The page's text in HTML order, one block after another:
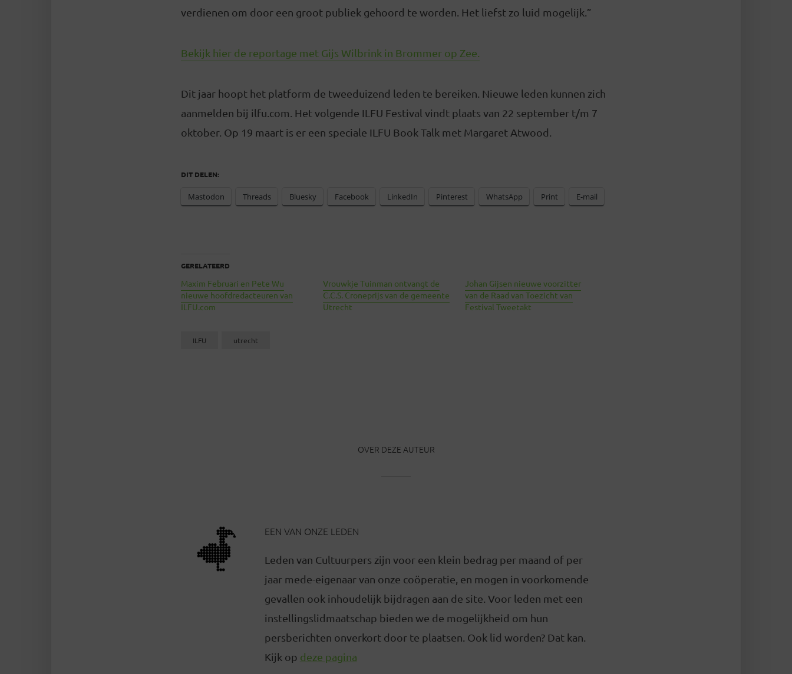
verdienen om door een groot publiek gehoord te worden. Het liefst zo luid mogelijk.”
Bekijk hier de reportage met Gijs Wilbrink in Brommer op Zee.
Dit jaar hoopt het platform de tweeduizend leden te bereiken. Nieuwe leden kunnen zich
aanmelden bij ilfu.com. Het volgende ILFU Festival vindt plaats van 22 september t/m 7
oktober. Op 19 maart is er een speciale ILFU Book Talk met Margaret Atwood.
DIT DELEN:
Mastodon Threads Bluesky Facebook LinkedIn Pinterest WhatsApp Print E-mail
GERELATEERD
Maxim Februari en Pete Wu
nieuwe hoofdredacteuren van
ILFU.com
Vrouwkje Tuinman ontvangt de
C.C.S. Croneprijs van de gemeente
Utrecht
Johan Gijsen nieuwe voorzitter
van de Raad van Toezicht van
Festival Tweetakt
ILFU utrecht
OVER DEZE AUTEUR
EEN VAN ONZE LEDEN
Leden van Cultuurpers zijn voor een klein bedrag per maand of per
jaar mede-eigenaar van onze coöperatie, en mogen in voorkomende
gevallen ook inhoudelijk bijdragen aan de site. Voor leden met een
instellingslidmaatschap bieden we de mogelijkheid om hun
persberichten onverkort door te plaatsen. Ook lid worden? Dat kan.
Kijk op deze pagina